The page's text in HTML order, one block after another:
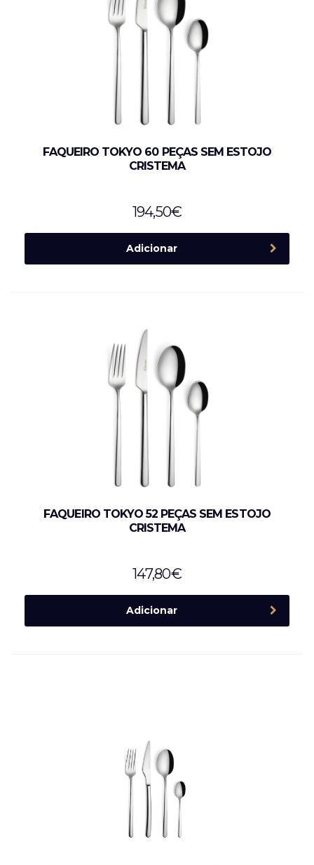
FAQUEIRO TOKYO 60 PEÇAS SEM ESTOJO
CRISTEMA
194,50€
Adicionar
FAQUEIRO TOKYO 52 PEÇAS SEM ESTOJO
CRISTEMA
147,80€
Adicionar